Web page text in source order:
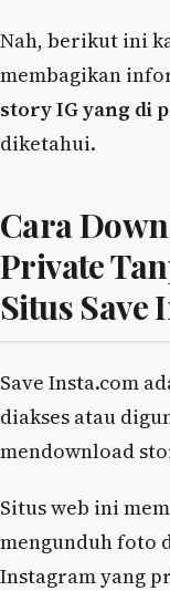
Nah, berikut ini
membagikan
story IG yang di
diketahui.
Cara
Private
Situs Save
Save Insta.com
diakses atau
mendownload
Situs web ini
mengunduh foto
Instagram yang